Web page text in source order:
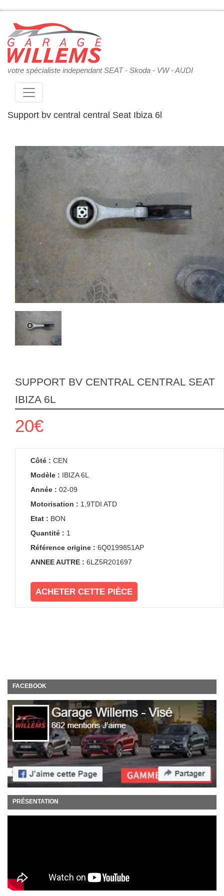
votre spécialiste independant SEAT - Skoda - VW - AUDI
Support bv central central Seat Ibiza 6l
SUPPORT BV CENTRAL CENTRAL SEAT
IBIZA 6L
20€
Côté : CEN
Modèle : IBIZA 6L
Année : 02-09
Motorisation : 1,9TDI ATD
Etat : BON
Quantité : 1
Référence origine : 6Q0199851AP
ANNEE AUTRE : 6LZ5R201697
ACHETER CETTE PIÈCE
FACEBOOK
PRÉSENTATION